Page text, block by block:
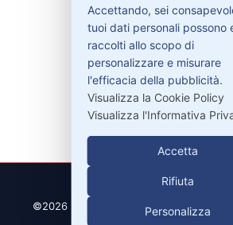
Contatti
329-30.78.513
info@pitdriver.com
©2026 PitDriver | CROCO DEAL S.R.L.
Accettando, sei
tuoi dati personali possono
raccolti allo scopo di
personalizzare e misurare
l'efficacia della pubblicità.
Visualizza la Cookie Policy
Visualizza l'Informativa
Accetta
Rifiuta
Personalizza